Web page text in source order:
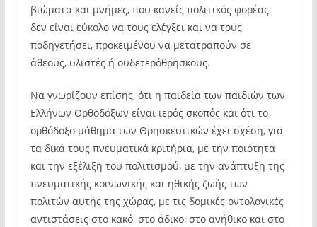
βιώματα και μνήμες, που κανείς πολιτικός φορέας
δεν είναι εύκολο να τους ελέγξει και να τους
ποδηγετήσει, προκειμένου να μετατραπούν σε
άθεους, υλιστές ή ουδετερόθρησκους.
Να γνωρίζουν επίσης, ότι η παιδεία των παιδιών των
Ελλήνων Ορθοδόξων είναι ιερός σκοπός και ότι το
ορθόδοξο μάθημα των Θρησκευτικών έχει σχέση, για
τα δικά τους πνευματικά κριτήρια, με την ποιότητα
και την εξέλιξη του πολιτισμού, με την ανάπτυξη της
πνευματικής κοινωνικής και ηθικής ζωής των
πολιτών αυτής της χώρας, με τις δομικές οντολογικές
αντιστάσεις στο κακό, στο άδικο, στο ανήθικο και στο